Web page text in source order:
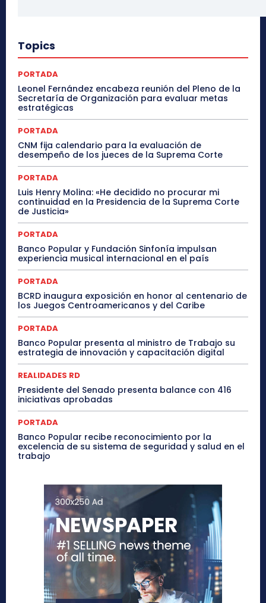
Topics
PORTADA
Leonel Fernández encabeza reunión del Pleno de la
Secretaría de Organización para evaluar metas
estratégicas
PORTADA
CNM fija calendario para la evaluación de
desempeño de los jueces de la Suprema Corte
PORTADA
Luis Henry Molina: «He decidido no procurar mi
continuidad en la Presidencia de la Suprema Corte
de Justicia»
PORTADA
Banco Popular y Fundación Sinfonía impulsan
experiencia musical internacional en el país
PORTADA
BCRD inaugura exposición en honor al centenario de
los Juegos Centroamericanos y del Caribe
PORTADA
Banco Popular presenta al ministro de Trabajo su
estrategia de innovación y capacitación digital
REALIDADES RD
Presidente del Senado presenta balance con 416
iniciativas aprobadas
PORTADA
Banco Popular recibe reconocimiento por la
excelencia de su sistema de seguridad y salud en el
trabajo